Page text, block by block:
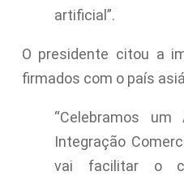
artificial”.
O presidente citou a
firmados com o país
“Celebramos um
Integração
vai facilitar o